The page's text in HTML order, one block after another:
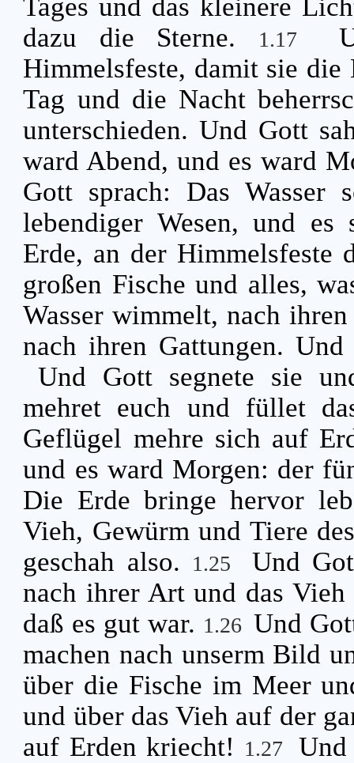
Tages und das kleinere
dazu die Sterne.
1.17
Himmelsfeste, damit sie
Tag und die Nacht
unterschieden. Und Gott
ward Abend, und es ward
Gott sprach: Das
lebendiger Wesen, und
Erde, an der Himmelsfeste
großen Fische und alles,
Wasser wimmelt, nach
nach ihren Gattungen.
Und Gott segnete sie
mehret euch und füllet
Geflügel mehre sich auf
und es ward Morgen: der
Die Erde bringe hervor
Vieh, Gewürm und Tiere
geschah also.
1.25
Und
nach ihrer Art und das
daß es gut war. 1.26 Und
machen nach unserm Bild
über die Fische im Meer
und über das Vieh auf der
auf Erden kriecht! 1.27